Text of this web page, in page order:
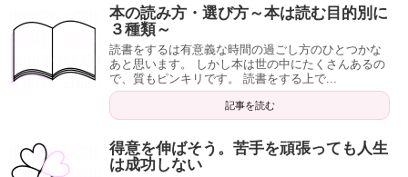
本の読み方・選び方～本は読む目的別に
３種類～
読書をするは有意義な時間の過ごし方のひとつかな
あと思います。 しかし本は世の中にたくさんあるの
で、質もピンキリです。 読書をする上で...
記事を読む
得意を伸ばそう。苦手を頑張っても人生
は成功しない